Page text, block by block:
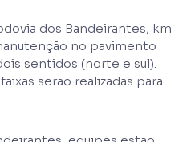
dos Bandeirantes, km
no pavimento
sentidos (norte e sul).
serão realizadas para